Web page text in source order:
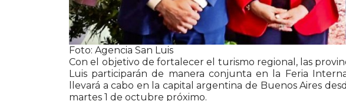
Foto: Agencia San Luis
Con el objetivo de fortalecer el turismo regional, las
Luis participarán de manera conjunta en la Feria
llevará a cabo en la capital argentina de Buenos Aires
martes 1 de octubre próximo.